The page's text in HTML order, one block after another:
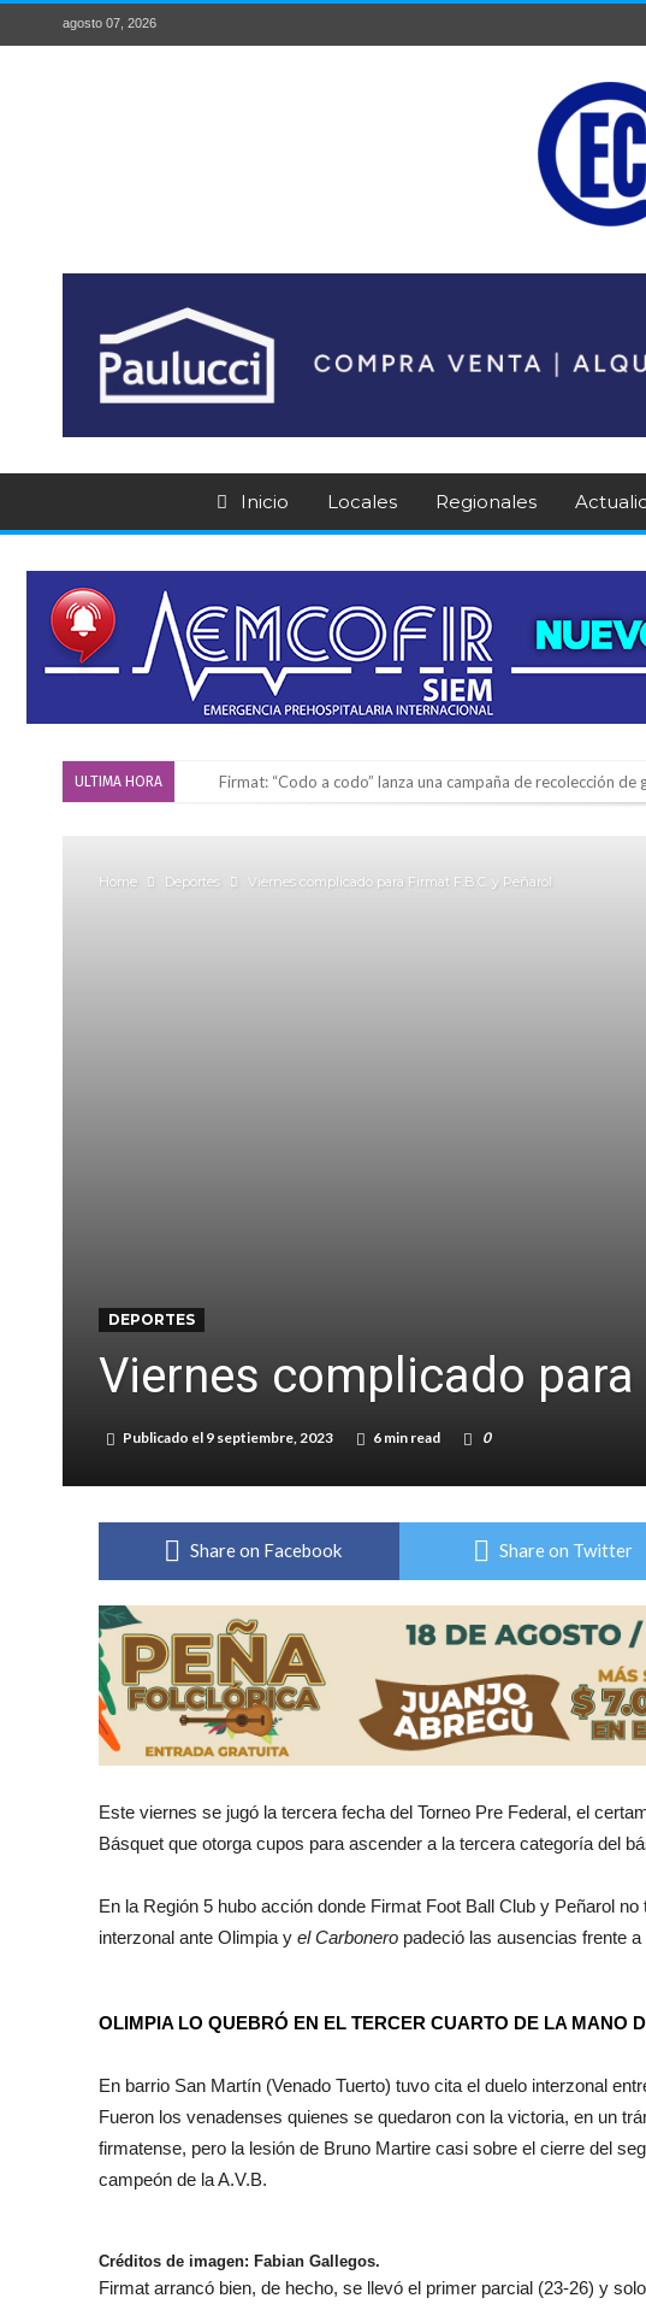
agosto 07, 2026
Inicio Locales Regionales
ULTIMA HORA Firmat: “Codo a codo” lanza una campaña de recolección
Home Deportes Viernes complicado para Firmat F.B.C. y Peñarol
DEPORTES
Viernes complicado para
Publicado el 9 septiembre, 2023 6 min read 0
Share on Facebook Share on Twitter
Este viernes se jugó la tercera fecha del Torneo Pre Federal, el
Básquet que otorga cupos para ascender a la tercera categoría del
En la Región 5 hubo acción donde Firmat Foot Ball Club y Peñarol
interzonal ante Olimpia y el Carbonero padeció las ausencias frente a
OLIMPIA LO QUEBRÓ EN EL TERCER CUARTO DE LA MANO
En barrio San Martín (Venado Tuerto) tuvo cita el duelo interzonal
Fueron los venadenses quienes se quedaron con la victoria, en un
firmatense, pero la lesión de Bruno Martire casi sobre el cierre del
campeón de la A.V.B.
Créditos de imagen: Fabian Gallegos.
Firmat arrancó bien, de hecho, se llevó el primer parcial (23-26) y